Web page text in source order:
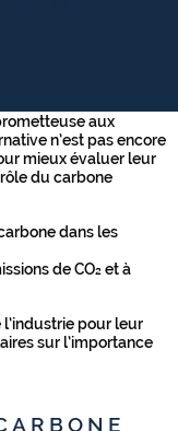
aux
n’est pas encore
mieux évaluer leur
du carbone
dans les
de CO₂ et à
l’industrie pour leur
sur l’importance